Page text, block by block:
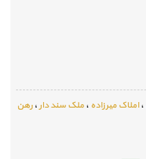
،املاک میرزاده ،ملک سند دار،رهن